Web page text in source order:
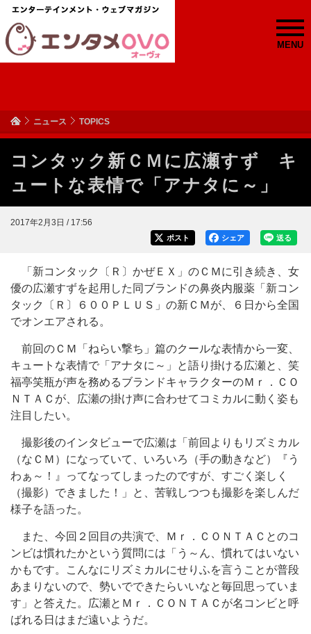
MENU
ニュース TOPICS
コンタック新ＣＭに広瀬すず キ
ュートな表情で「アナタに～」
2017年2月3日 / 17:56
送る
シェア
ポスト
「新コンタック〔Ｒ〕かぜＥＸ」のＣＭに引き続き、女
優の広瀬すずを起用した同ブランドの鼻炎内服薬「新コン
タック〔Ｒ〕６００ＰＬＵＳ」の新ＣＭが、６日から全国
でオンエアされる。
前回のＣＭ「ねらい撃ち」篇のクールな表情から一変、
キュートな表情で「アナタに～」と語り掛ける広瀬と、笑
福亭笑瓶が声を務めるブランドキャラクターのＭｒ．ＣＯ
ＮＴＡＣが、広瀬の掛け声に合わせてコミカルに動く姿も
注目したい。
撮影後のインタビューで広瀬は「前回よりもリズミカル
（なＣＭ）になっていて、いろいろ（手の動きなど）『う
わぁ～！』ってなってしまったのですが、すごく楽しく
（撮影）できました！」と、苦戦しつつも撮影を楽しんだ
様子を語った。
また、今回２回目の共演で、Ｍｒ．ＣＯＮＴＡＣとのコ
ンビは慣れたかという質問には「う～ん、慣れてはいない
かもです。こんなにリズミカルにせりふを言うことが普段
あまりないので、勢いでできたらいいなと毎回思っていま
す」と答えた。広瀬とＭｒ．ＣＯＮＴＡＣが名コンビと呼
ばれる日はまだ遠いようだ。